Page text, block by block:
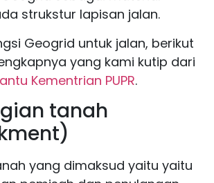
strukstur lapisan jalan.
Geogrid untuk jalan, berikut
yang kami kutip dari
Kementrian PUPR.
tanah
yang dimaksud yaitu yaitu